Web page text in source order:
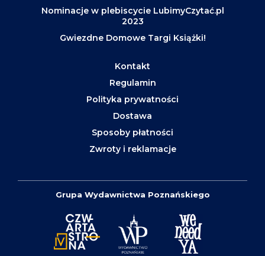
Nominacje w plebiscycie LubimyCzytać.pl
2023
Gwiezdne Domowe Targi Książki!
Kontakt
Regulamin
Polityka prywatności
Dostawa
Sposoby płatności
Zwroty i reklamacje
Grupa Wydawnictwa Poznańskiego